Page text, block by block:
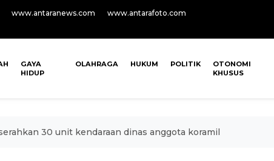
www.antaranews.com
www.antarafoto.com
GAYA
HIDUP
OLAHRAGA HUKUM POLITIK
OTONOMI
KHUSUS
30 unit kendaraan dinas anggota koramil